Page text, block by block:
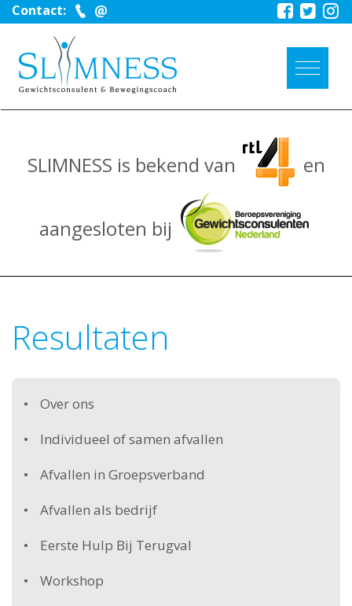
Contact:
SLIMNESS is bekend van en
aangesloten bij
Resultaten
Over ons
Individueel of samen afvallen
Afvallen in Groepsverband
Afvallen als bedrijf
Eerste Hulp Bij Terugval
Workshop